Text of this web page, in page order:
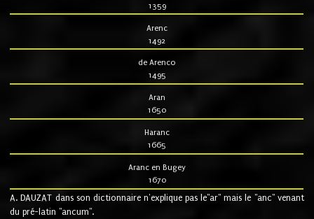
1359
Arenc
1492
de Arenco
1495
Aran
1650
Haranc
1665
Aranc en Bugey
1670
A. DAUZAT dans son dictionnaire n'explique pas le"ar" mais le "anc" venant
du pré-latin "ancum".